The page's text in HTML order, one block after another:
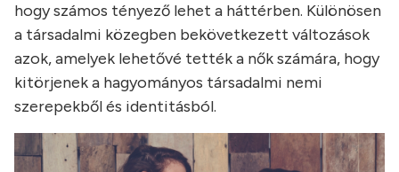
hogy számos tényező lehet a háttérben. Különösen
a társadalmi közegben bekövetkezett változások
azok, amelyek lehetővé tették a nők számára, hogy
kitörjenek a hagyományos társadalmi nemi
szerepekből és identitásból.